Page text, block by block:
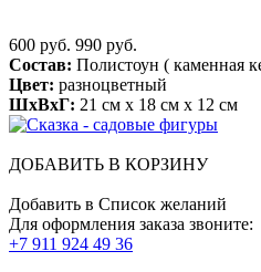
600 руб. 990 руб.
Состав: Полистоун ( каменная
Цвет: разноцветный
ШхВхГ: 21 см x 18 см x 12 см
ДОБАВИТЬ В КОРЗИНУ
Добавить в Список желаний
Для оформления заказа звоните:
+7 911 924 49 36